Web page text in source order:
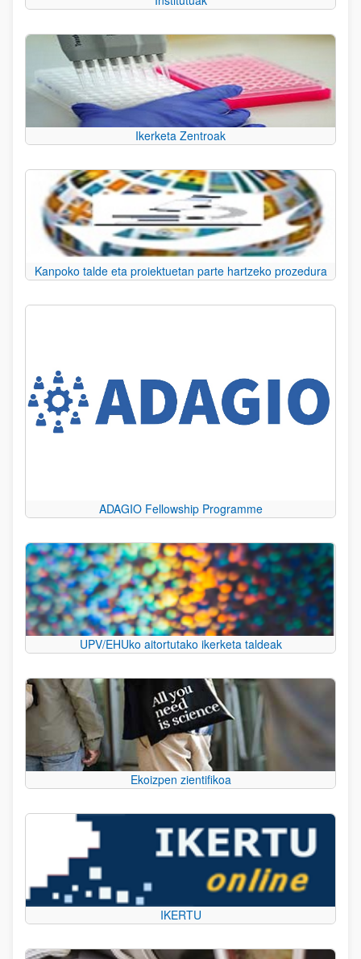
Ikerketa Zentroak
Kanpoko talde eta proiektuetan parte hartzeko prozedura
ADAGIO Fellowship Programme
UPV/EHUko aitortutako ikerketa taldeak
Ekoizpen zientifikoa
IKERTU